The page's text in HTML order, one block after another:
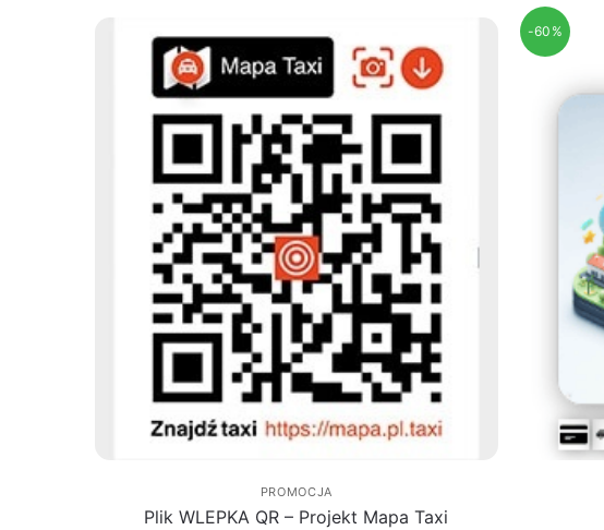
PROMOCJA
Plik WLEPKA QR – Projekt Mapa Taxi
-60%